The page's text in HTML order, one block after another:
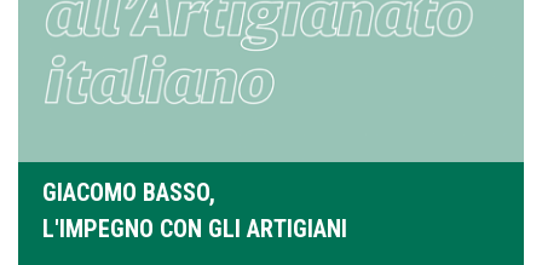
GIACOMO BASSO,
L'IMPEGNO CON GLI ARTIGIANI